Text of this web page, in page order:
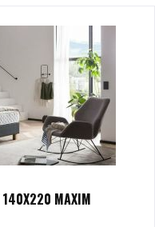
140X220 MAXIM